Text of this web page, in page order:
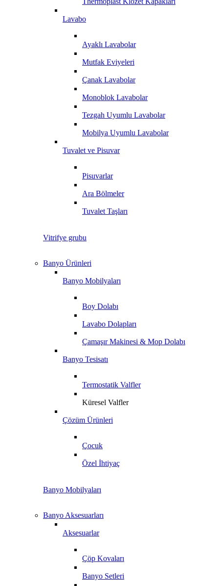
Lavabo
Ayaklı Lavabolar
Mutfak Eviyeleri
Çanak Lavabolar
Monoblok Lavabolar
Tezgah Uyumlu Lavabolar
Mobilya Uyumlu Lavabolar
Tuvalet ve Pisuvar
Pisuvarlar
Ara Bölmeler
Tuvalet Taşları
Vitrifye grubu
Banyo Ürünleri
Banyo Mobilyaları
Boy Dolabı
Lavabo Dolapları
Çamaşır Makinesi & Mop Dolabı
Banyo Tesisatı
Termostatik Valfler
Küresel Valfler
Çözüm Ürünleri
Çocuk
Özel İhtiyaç
Banyo Mobilyaları
Banyo Aksesuarları
Aksesuarlar
Çöp Kovaları
Banyo Setleri